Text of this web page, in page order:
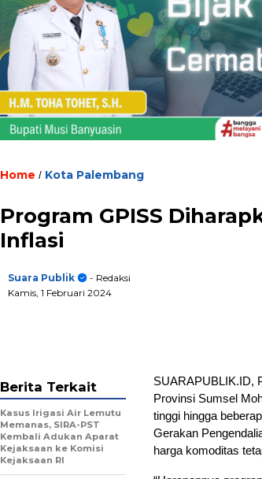
Home / Kota Palembang
Program GPISS
Inflasi
Suara Publik
- Redaksi
Kamis, 1 Februari 2024
SUARAPUBLIK.ID,
Provinsi Sumsel
tinggi hingga
Gerakan
harga komoditas
Berita Terkait
Kasus Irigasi Air Lemutu
Memanas, SIRA-PST
Kembali Adukan Aparat
Kejaksaan ke Komisi
Kejaksaan RI